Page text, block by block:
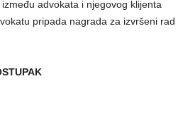
advokata i njegovog klijenta
pripada nagrada za izvršeni rad